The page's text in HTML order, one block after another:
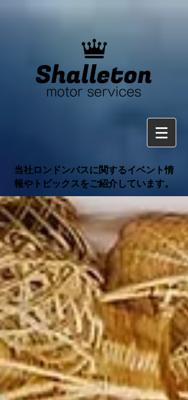
当社ロンドンバスに関するイベント情
報やトピックスをご紹介しています。